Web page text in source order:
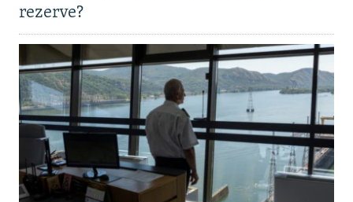
rezerve?